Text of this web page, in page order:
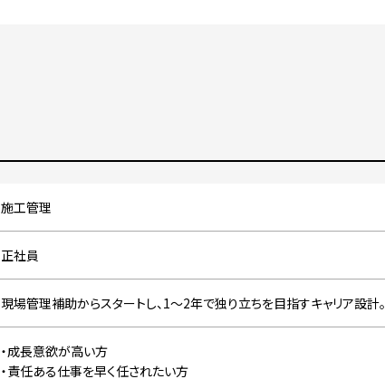
施工管理
正社員
現場管理補助からスタートし、1〜2年で独り立ちを目指すキャリア設計。
・成長意欲が高い方
・責任ある仕事を早く任されたい方